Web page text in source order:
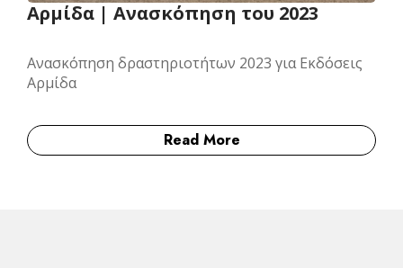
Αρμίδα | Ανασκόπηση του 2023
Ανασκόπηση δραστηριοτήτων 2023 για Εκδόσεις
Αρμίδα
Read More